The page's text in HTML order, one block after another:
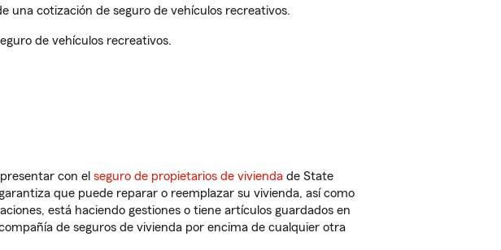
una cotización de seguro de vehículos recreativos.
de vehículos recreativos.
con el seguro de propietarios de vivienda de State
que puede reparar o reemplazar su vivienda, así como
está haciendo gestiones o tiene artículos guardados en
de seguros de vivienda por encima de cualquier otra